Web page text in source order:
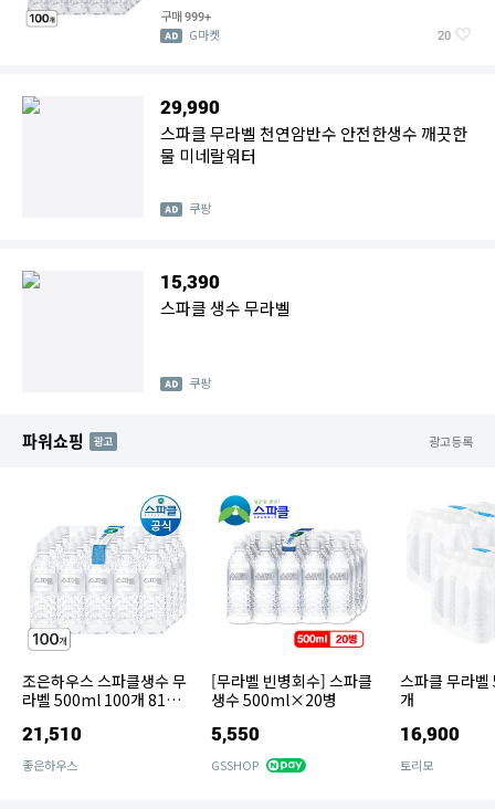
구매999+
G마켓 20
29,990
스파클 무라벨 천연암반수 안전한생수 깨끗한
물 미네랄워터
쿠팡
15,390
스파클 생수 무라벨
쿠팡
파워쇼핑 AD 광고등록
조은하우스 스파클생수 무
라벨 500ml 100개 8104
21,510
좋은하우스
[무라벨 빈병회수] 스파클
생수 500ml×20병
5,550
GSSHOP
스파클 무라
개
16,900
토리모